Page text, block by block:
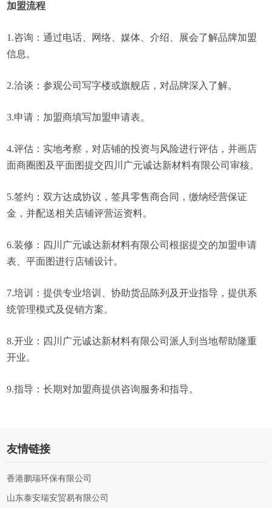
加盟流程
1.咨询：通过电话、网络、媒体、介绍、展会了解品牌加盟
信息。
2.洽谈：参观公司写字楼或旗舰店，对品牌深入了解。
3.申请：加盟商填写加盟申请表。
4.评估：实地考察，对店铺的投资与风险进行评估，并画店
面商圈图及平面图提交四川广元诚达新材料有限公司审核。
5.签约：双方达成协议，签具零售商合同，缴纳经营保证
金，并配送相关店铺评营运资料。
6.装修：四川广元诚达新材料有限公司根据提交的加盟申请
表、平面图进行店铺设计。
7.培训：提供专业培训、协助货品陈列及开业指导，提供系
统管理模式及促销方案。
8.开业：四川广元诚达新材料有限公司派人到当地帮助隆重
开业。
9.指导：长期对加盟商提供咨询服务和指导。
友情链接
香港鹏瑞环保有限公司
山东泰安瑞安贸易有限公司